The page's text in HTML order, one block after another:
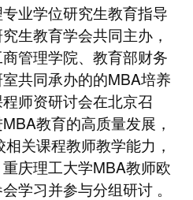
业学位研究生教育指导
生教育学会共同主办，
管理学院、教育部财务
共同承办的的MBA培养
师资研讨会在北京召
教育的高质量发展，
关课程教师教学能力，
庆理工大学MBA教师欧
学习并参与分组研讨 。